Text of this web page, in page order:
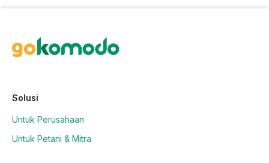
Solusi
Untuk Perusahaan
Untuk Petani & Mitra